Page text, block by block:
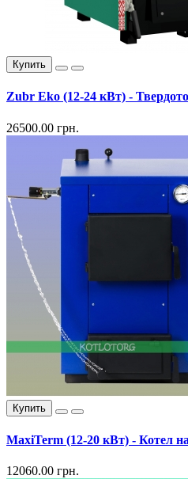
Купить
Zubr Eko (12-24 кВт) -
26500.00 грн.
Купить
MaxiTerm (12-20 кВт) - Котел
12060.00 грн.